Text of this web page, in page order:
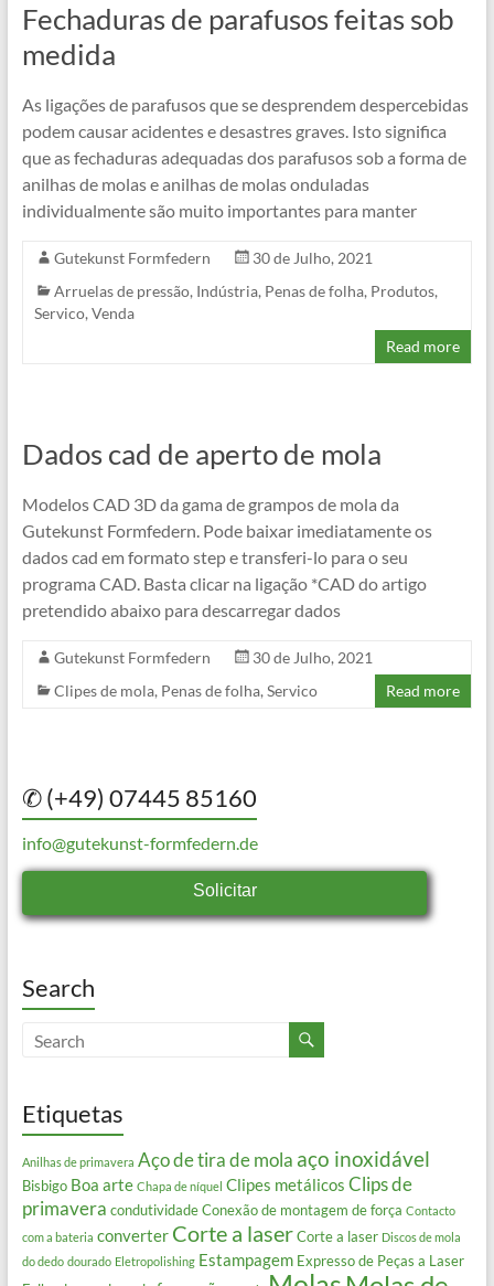
Fechaduras de parafusos feitas sob
medida
As ligações de parafusos que se desprendem despercebidas
podem causar acidentes e desastres graves. Isto significa
que as fechaduras adequadas dos parafusos sob a forma de
anilhas de molas e anilhas de molas onduladas
individualmente são muito importantes para manter
Gutekunst Formfedern
30 de Julho, 2021
Arruelas de pressão, Indústria, Penas de folha, Produtos,
Servico, Venda
Read more
Dados cad de aperto de mola
Modelos CAD 3D da gama de grampos de mola da
Gutekunst Formfedern. Pode baixar imediatamente os
dados cad em formato step e transferi-lo para o seu
programa CAD. Basta clicar na ligação *CAD do artigo
pretendido abaixo para descarregar dados
Gutekunst Formfedern
30 de Julho, 2021
Clipes de mola, Penas de folha, Servico Read more
✆ (+49) 07445 85160
info@gutekunst-formfedern.de
Solicitar
Search
Etiquetas
Anilhas de primavera Aço de tira de mola aço inoxidável
Bisbigo Boa arte Chapa de níquel Clipes metálicos Clips de
primavera condutividade Conexão de montagem de força Contacto
com a bateria converter Corte a laser Corte a laser Discos de mola
do dedo dourado Eletropolishing Estampagem Expresso de Peças a Laser